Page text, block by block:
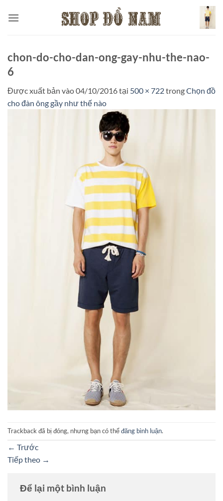
qua
chon-do-cho-dan-ong-gay-nhu-the-nao-
6
Được xuất bản vào04/10/2016tại 500 × 722trongChọn đồ
cho đàn ông gầy như thế nào
Trackback đã bị đóng, nhưng bạn có thểđăng bình luận.
← Trước
Tiếp theo →
Để lại một bình luận